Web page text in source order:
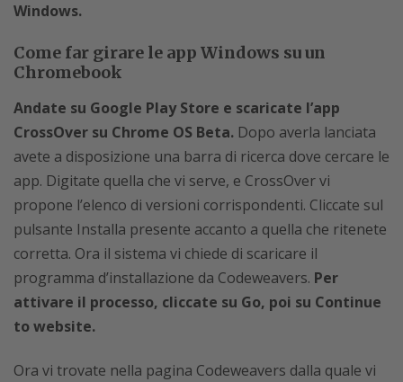
Windows.
Come far girare le app Windows su un
Chromebook
Andate su Google Play Store e scaricate l’app
CrossOver su Chrome OS Beta. Dopo averla lanciata
avete a disposizione una barra di ricerca dove cercare le
app. Digitate quella che vi serve, e CrossOver vi
propone l’elenco di versioni corrispondenti. Cliccate sul
pulsante Installa presente accanto a quella che ritenete
corretta. Ora il sistema vi chiede di scaricare il
programma d’installazione da Codeweavers. Per
attivare il processo, cliccate su Go, poi su Continue
to website.
Ora vi trovate nella pagina Codeweavers dalla quale vi